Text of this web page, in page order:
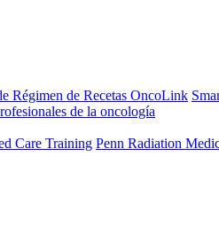
Régimen de Recetas OncoLink
de la oncología
Care Training Penn Radiation